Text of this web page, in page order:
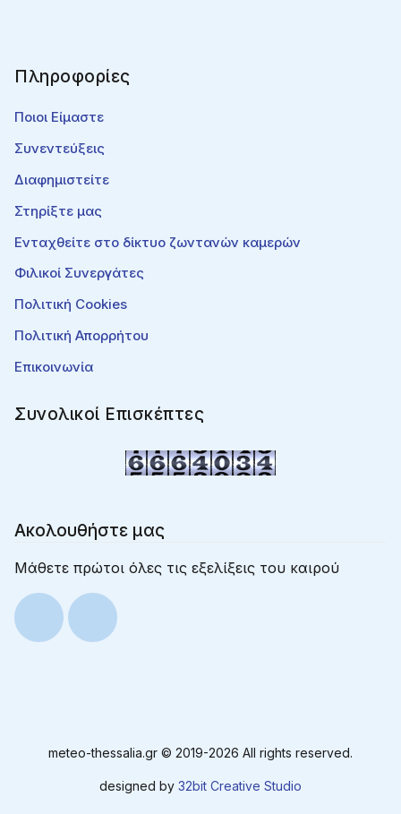
Πληροφορίες
Ποιοι Είμαστε
Συνεντεύξεις
Διαφημιστείτε
Στηρίξτε μας
Ενταχθείτε στο δίκτυο ζωντανών καμερών
Φιλικοί Συνεργάτες
Πολιτική Cookies
Πολιτική Απορρήτου
Επικοινωνία
Συνολικοί Επισκέπτες
Ακολουθήστε μας
Μάθετε πρώτοι όλες τις εξελίξεις του καιρού
meteo-thessalia.gr © 2019-2026 All rights reserved.
designed by 32bit Creative Studio